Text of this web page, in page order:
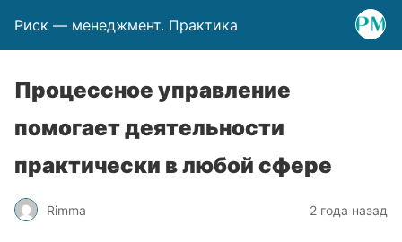
Риск — менеджмент. Практика
Процессное управление
помогает деятельности
практически в любой сфере
Rimma 2 года назад